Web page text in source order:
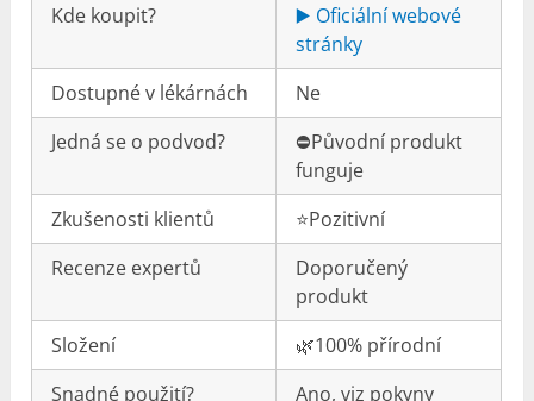
Kde koupit?
▶️ Oficiální webové
stránky
Dostupné v lékárnách
Ne
Jedná se o podvod?
⛔️Původní produkt
funguje
Zkušenosti klientů
⭐️Pozitivní
Recenze expertů
Doporučený
produkt
Složení
🌿100% přírodní
Snadné použití?
Ano, viz pokyny